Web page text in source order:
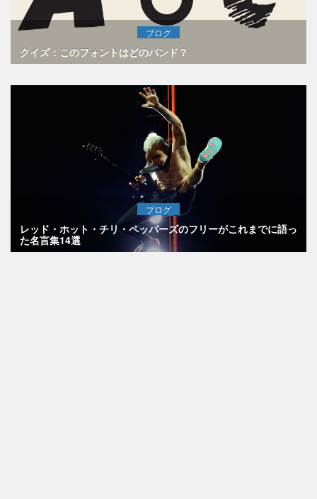
ブログ
クイズ：このフォントはどのバンド？
ブログ
レッド・ホット・チリ・ペッパーズのフリーがこれまでに語っ
た名言集14選